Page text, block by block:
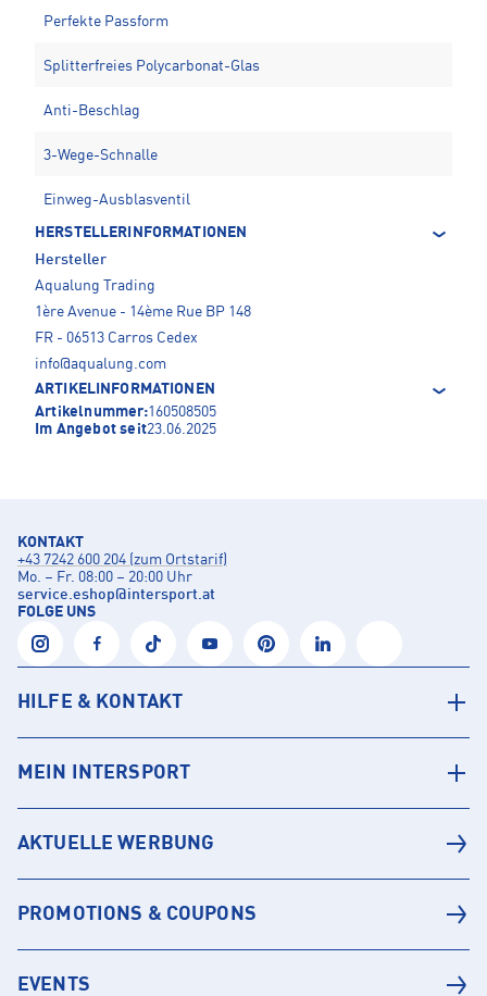
Perfekte Passform
Splitterfreies Polycarbonat-Glas
Anti-Beschlag
3-Wege-Schnalle
Einweg-Ausblasventil
HERSTELLERINFORMATIONEN
Hersteller
Aqualung Trading
1ère Avenue - 14ème Rue BP 148
FR - 06513 Carros Cedex
info@aqualung.com
ARTIKELINFORMATIONEN
Artikelnummer:160508505
Im Angebot seit23.06.2025
KONTAKT
+43 7242 600 204 (zum Ortstarif)
Mo. – Fr. 08:00 – 20:00 Uhr
service.eshop@intersport.at
FOLGE UNS
HILFE & KONTAKT
MEIN INTERSPORT
AKTUELLE WERBUNG
PROMOTIONS & COUPONS
EVENTS